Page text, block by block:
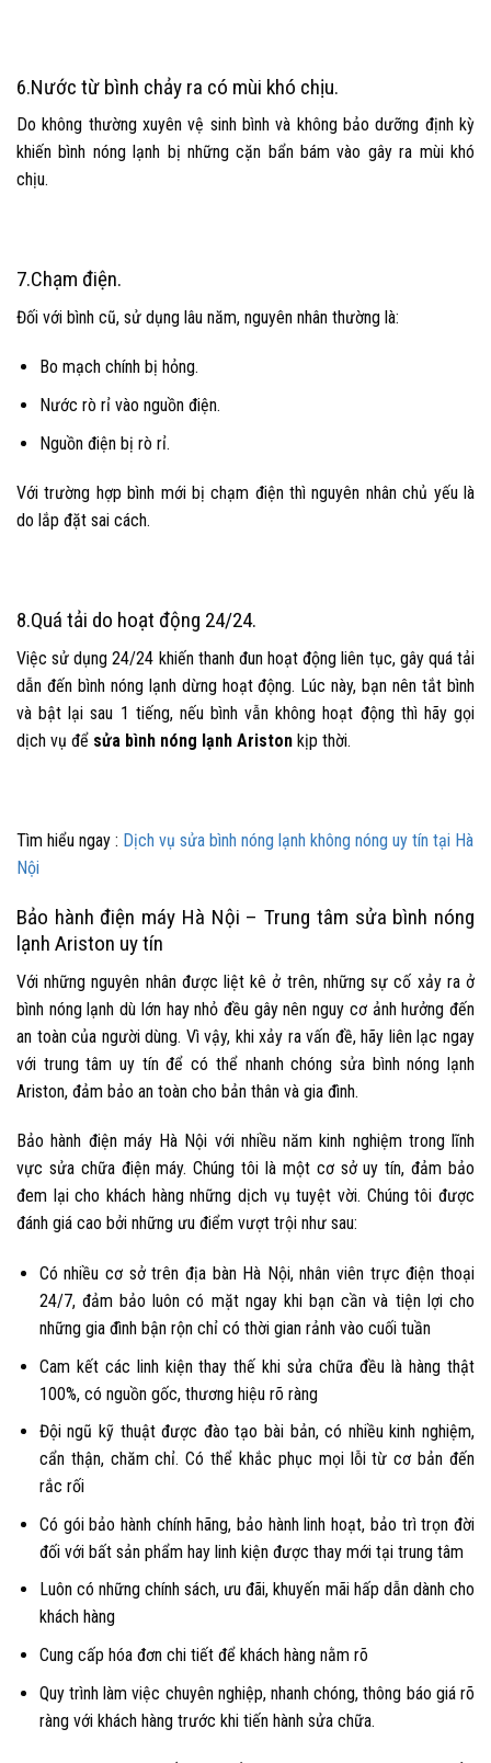
6.Nước từ bình chảy ra có mùi khó chịu.
Do không thường xuyên vệ sinh bình và không bảo dưỡng định kỳ
khiến bình nóng lạnh bị những cặn bẩn bám vào gây ra mùi khó
chịu.
7.Chạm điện.
Đối với bình cũ, sử dụng lâu năm, nguyên nhân thường là:
Bo mạch chính bị hỏng.
Nước rò rỉ vào nguồn điện.
Nguồn điện bị rò rỉ.
Với trường hợp bình mới bị chạm điện thì nguyên nhân chủ yếu là
do lắp đặt sai cách.
8.Quá tải do hoạt động 24/24.
Việc sử dụng 24/24 khiến thanh đun hoạt động liên tục, gây quá tải
dẫn đến bình nóng lạnh dừng hoạt động. Lúc này, bạn nên tắt bình
và bật lại sau 1 tiếng, nếu bình vẫn không hoạt động thì hãy gọi
dịch vụ để sửa bình nóng lạnh Ariston kịp thời.
Tìm hiểu ngay : Dịch vụ sửa bình nóng lạnh không nóng uy tín tại Hà
Nội
Bảo hành điện máy Hà Nội – Trung tâm sửa bình nóng
lạnh Ariston uy tín
Với những nguyên nhân được liệt kê ở trên, những sự cố xảy ra ở
bình nóng lạnh dù lớn hay nhỏ đều gây nên nguy cơ ảnh hưởng đến
an toàn của người dùng. Vì vậy, khi xảy ra vấn đề, hãy liên lạc ngay
với trung tâm uy tín để có thể nhanh chóng sửa bình nóng lạnh
Ariston, đảm bảo an toàn cho bản thân và gia đình.
Bảo hành điện máy Hà Nội với nhiều năm kinh nghiệm trong lĩnh
vực sửa chữa điện máy. Chúng tôi là một cơ sở uy tín, đảm bảo
đem lại cho khách hàng những dịch vụ tuyệt vời. Chúng tôi được
đánh giá cao bởi những ưu điểm vượt trội như sau:
Có nhiều cơ sở trên địa bàn Hà Nội, nhân viên trực điện thoại
24/7, đảm bảo luôn có mặt ngay khi bạn cần và tiện lợi cho
những gia đình bận rộn chỉ có thờigian rảnhvào cuối tuần
Cam kết các linh kiện thay thế khi sửa chữa đều là hàng thật
100%, có nguồn gốc, thương hiệu rõ ràng
Đội ngũ kỹ thuật được đào tạo bài bản, có nhiều kinh nghiệm,
cẩn thận, chăm chỉ. Có thể khắc phục mọi lỗi từ cơ bản đến
rắc rối
Có gói bảo hành chính hãng, bảo hànhlinh hoạt, bảo trì trọn đời
đối với bất sản phẩm hay linh kiện được thay mới tại trung tâm
Luôn có những chính sách, ưu đãi, khuyến mãihấp dẫn dành cho
khách hàng
Cung cấp hóa đơn chi tiết để khách hàng nằm rõ
Quy trình làm việc chuyên nghiệp, nhanh chóng, thông báo giá rõ
ràng với khách hàng trước khi tiến hành sửa chữa.